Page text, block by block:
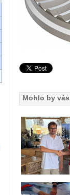
Mohlo by